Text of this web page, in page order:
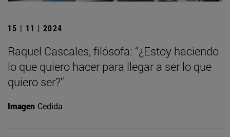
15 | 11 | 2024
Raquel Cascales, filósofa: “¿Estoy haciendo
lo que quiero hacer para llegar a ser lo que
quiero ser?”
Imagen Cedida